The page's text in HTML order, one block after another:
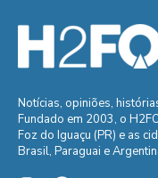
Notícias, opiniões,
Fundado em 2003, o
Foz do Iguaçu (PR) e as
Brasil, Paraguai e